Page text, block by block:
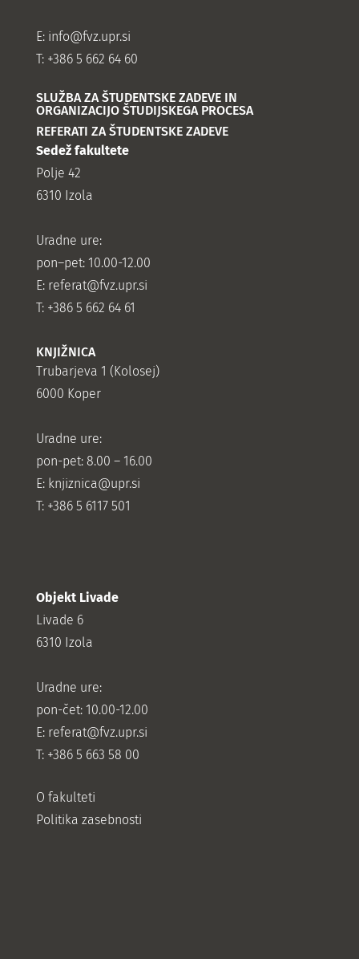
E: info@fvz.upr.si
T: +386 5 662 64 60
SLUŽBA ZA ŠTUDENTSKE ZADEVE IN
ORGANIZACIJO ŠTUDIJSKEGA PROCESA
REFERATI ZA ŠTUDENTSKE ZADEVE
Sedež fakultete
Polje 42
6310 Izola
Uradne ure:
pon–pet: 10.00-12.00
E: referat@fvz.upr.si
T: +386 5 662 64 61
KNJIŽNICA
Trubarjeva 1 (Kolosej)
6000 Koper
Uradne ure:
pon-pet: 8.00 – 16.00
E: knjiznica@upr.si
T: +386 5 6117 501
Objekt Livade
Livade 6
6310 Izola
Uradne ure:
pon-čet: 10.00-12.00
E: referat@fvz.upr.si
T: +386 5 663 58 00
O fakulteti
Politika zasebnosti